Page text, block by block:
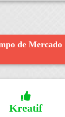
de Mercado
Kreatif